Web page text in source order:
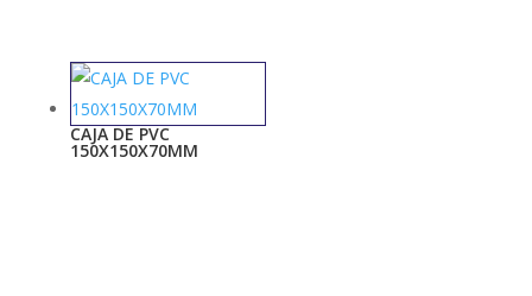
CAJA DE PVC
150X150X70MM